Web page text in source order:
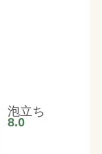
泡立ち
8.0